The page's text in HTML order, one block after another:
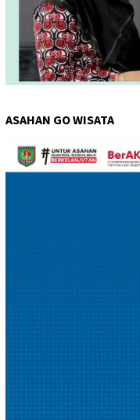
ASAHAN GO WISATA
Pemutar
Video